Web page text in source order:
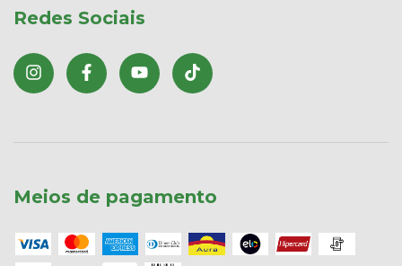
Redes Sociais
Meios de pagamento